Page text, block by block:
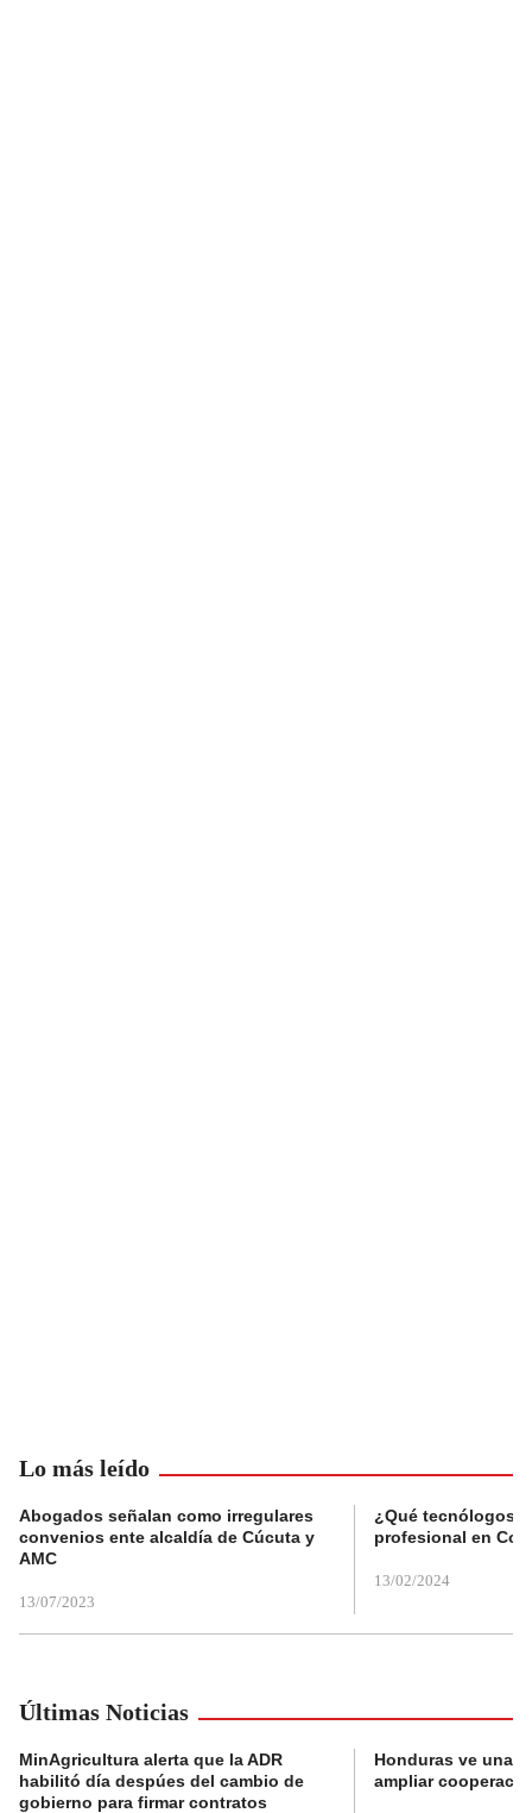
Lo más leído
Abogados señalan como irregulares
convenios ente alcaldía de Cúcuta y
AMC
13/07/2023
¿Qué tecnólogos
profesional en
13/02/2024
Últimas Noticias
MinAgricultura alerta que la ADR
habilitó día despúes del cambio de
gobierno para firmar contratos
Honduras ve una
ampliar